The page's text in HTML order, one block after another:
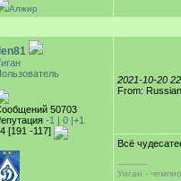
Алжир
50703
-1 | 0 |+1
[191 -117]
2021-10-20
From:
Всё
-----------
Уиган -